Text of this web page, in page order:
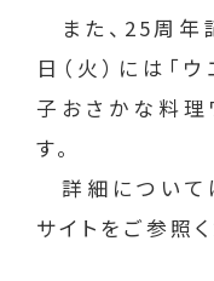
また、25周年
日（火）には「
子おさかな料理
す。
詳細について
サイトをご参照く